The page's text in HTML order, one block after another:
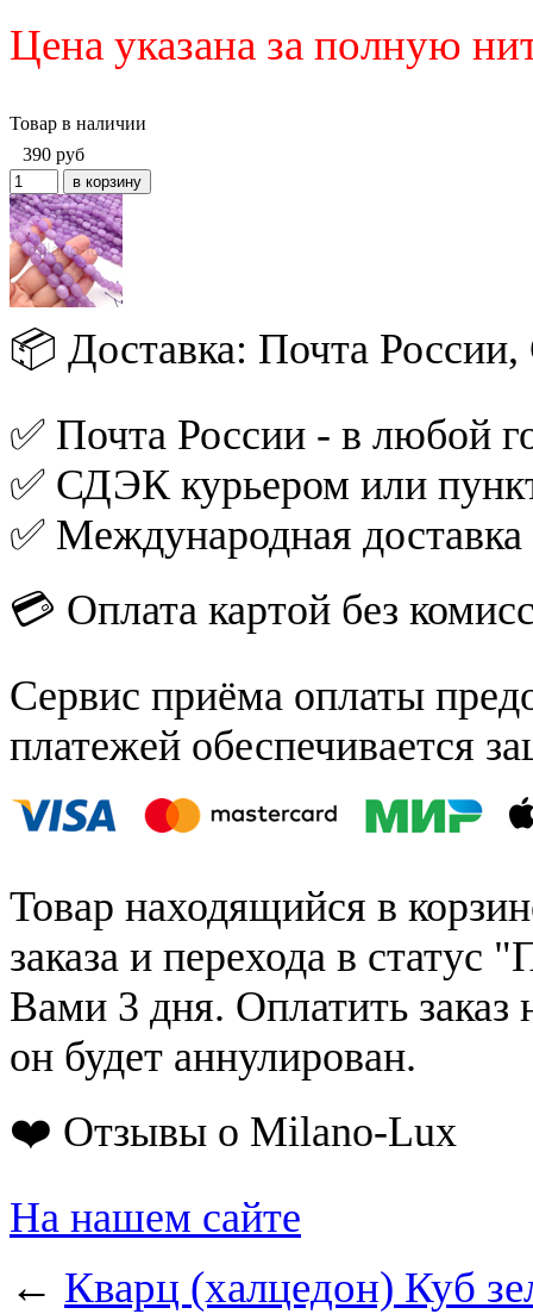
Цена указана за полную
Товар в наличии
390 руб
📦 Доставка: Почта
✅ Почта России - в любой
✅ СДЭК курьером или
✅ Международная
💳 Оплата картой без
Сервис приёма оплаты
платежей обеспечивается
Товар находящийся в
заказа и перехода в статус
Вами 3 дня. Оплатить заказ
он будет аннулирован.
❤️ Отзывы о Milano-Lux
На нашем сайте
← Кварц (халцедон) Куб